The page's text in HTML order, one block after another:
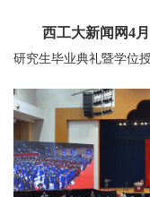
西工大新闻网4月
研究生毕业典礼暨学位